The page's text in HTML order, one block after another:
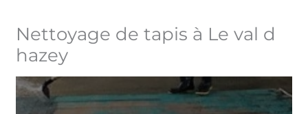
Nettoyage de tapis à Le val d
hazey